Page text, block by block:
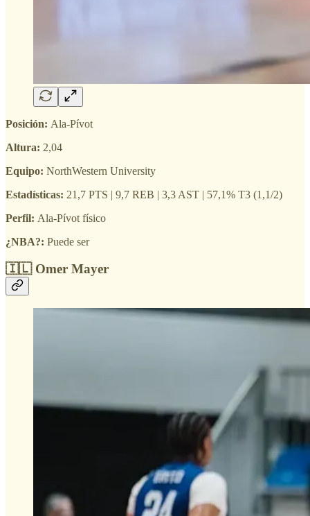
Posición: Ala-Pívot
Altura: 2,04
Equipo: NorthWestern University
Estadísticas: 21,7 PTS | 9,7 REB | 3,3 AST | 57,1% T3 (1,1/2)
Perfil: Ala-Pívot físico
¿NBA?: Puede ser
🇮🇱 Omer Mayer